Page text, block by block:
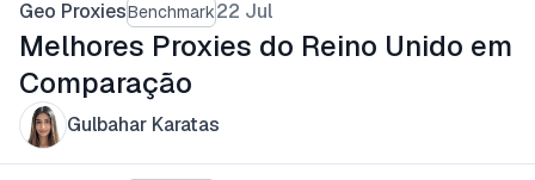
Geo ProxiesBenchmark22 Jul
Melhores Proxies do Reino Unido em
Comparação
Gulbahar Karatas